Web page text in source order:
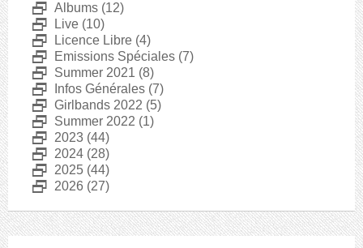
D Albums (12)
D Live (10)
D Licence Libre (4)
D Emissions Spéciales (7)
D Summer 2021 (8)
D Infos Générales (7)
D Girlbands 2022 (5)
D Summer 2022 (1)
D 2023 (44)
D 2024 (28)
D 2025 (44)
D 2026 (27)